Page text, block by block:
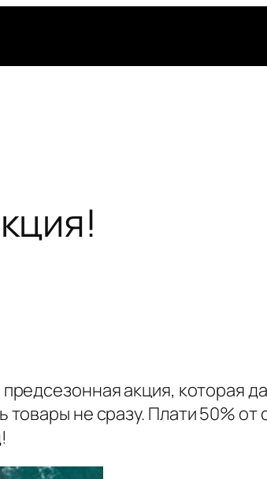
акция, которая
товары не сразу. Плати 50% от